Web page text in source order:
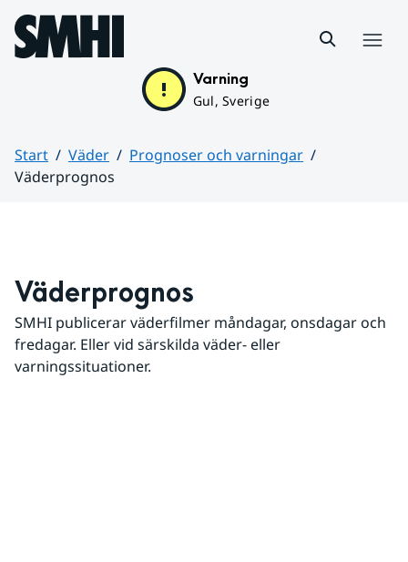
Hoppa till sidans innehåll
Varning
Gul, Sverige
Start Väder
Prognoser och varningar
Väderprognos
Väderprognos
SMHI publicerar väderfilmer måndagar, onsdagar och
fredagar. Eller vid särskilda väder- eller
varningssituationer.